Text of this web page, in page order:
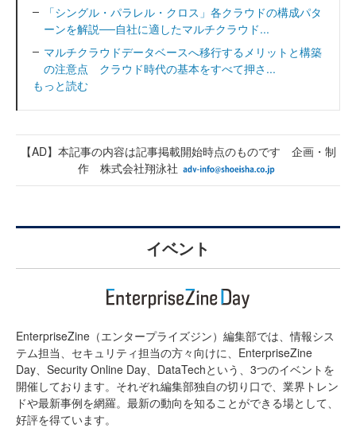
「シングル・パラレル・クロス」各クラウドの構成パタ
ーンを解説──自社に適したマルチクラウド...
マルチクラウドデータベースへ移行するメリットと構築
の注意点 クラウド時代の基本をすべて押さ...
もっと読む
【AD】本記事の内容は記事掲載開始時点のものです 企画・制
作 株式会社翔泳社
イベント
EnterpriseZine（エンタープライズジン）編集部では、情報シス
テム担当、セキュリティ担当の方々向けに、EnterpriseZine
Day、Security Online Day、DataTechという、3つのイベントを
開催しております。それぞれ編集部独自の切り口で、業界トレン
ドや最新事例を網羅。最新の動向を知ることができる場として、
好評を得ています。